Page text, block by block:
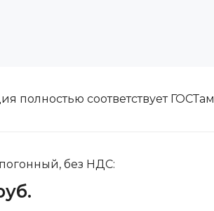
полностью соответствует ГОСТам
без НДС: